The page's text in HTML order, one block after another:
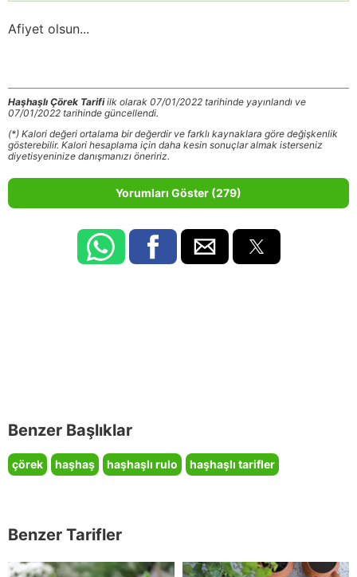
Afiyet olsun...
Haşhaşlı Çörek Tarifiilk olarak 07/01/2022 tarihinde yayınlandı ve
07/01/2022 tarihinde güncellendi.
(*) Kalori değeri ortalama bir değerdir ve farklı kaynaklara göre değişkenlik
gösterebilir. Kalori hesaplama için daha kesin sonuçlar almak isterseniz
diyetisyeninize danışmanızı öneririz.
Yorumları Göster (279)
Benzer Başlıklar
çörek haşhaş haşhaşlı rulo haşhaşlı tarifler
Benzer Tarifler